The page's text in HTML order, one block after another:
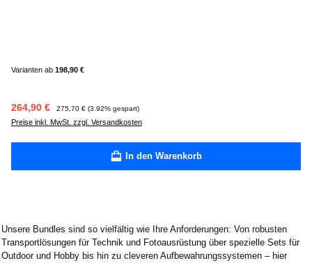
Varianten ab198,90 €
Verkaufspreis:
264,90 € Regulärer Preis:
275,70 € (3.92% gespart)
Preise inkl. MwSt. zzgl. Versandkosten
In den Warenkorb
Unsere Bundles sind so vielfältig wie Ihre Anforderungen: Von robusten
Transportlösungen für Technik und Fotoausrüstung über spezielle Sets für
Outdoor und Hobby bis hin zu cleveren Aufbewahrungssystemen – hier